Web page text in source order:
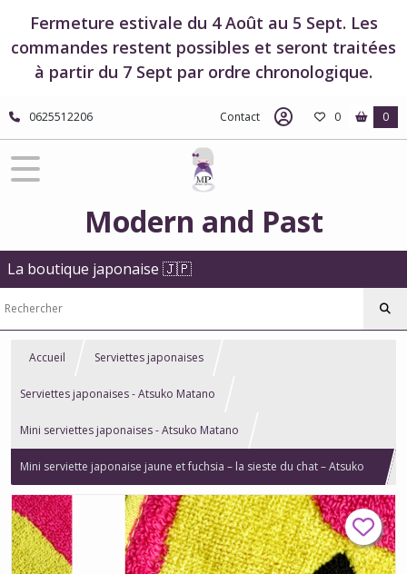
Fermeture estivale du 4 Août au 5 Sept. Les
commandes restent possibles et seront traitées
à partir du 7 Sept par ordre chronologique.
0625512206 Contact 0 0
Modern and Past
La boutique japonaise 🇯🇵
Accueil Serviettes japonaises
Serviettes japonaises - Atsuko Matano
Mini serviettes japonaises - Atsuko Matano
Mini serviette japonaise jaune et fuchsia – la sieste du chat – Atsuko
Matano